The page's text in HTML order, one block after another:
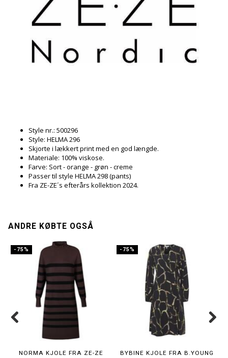
Style nr.: 500296
Style: HELMA 296
Skjorte i lækkert print med en god længde.
Materiale: 100% viskose.
Farve: Sort - orange - grøn - creme
Passer til style HELMA 298 (pants)
Fra ZE-ZE´s efterårs kollektion 2024.
ANDRE KØBTE OGSÅ
-75%
NORMA KJOLE FRA ZE-ZE
-75%
BYBINE KJOLE FRA B.YOUNG